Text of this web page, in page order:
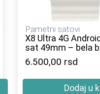
Pametni satovi
X8 Ultra 4G
sat 49mm – bela
6.500,00 rsd
Dodaj u